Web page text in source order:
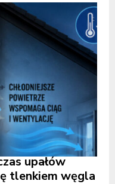
upałów
tlenkiem węgla